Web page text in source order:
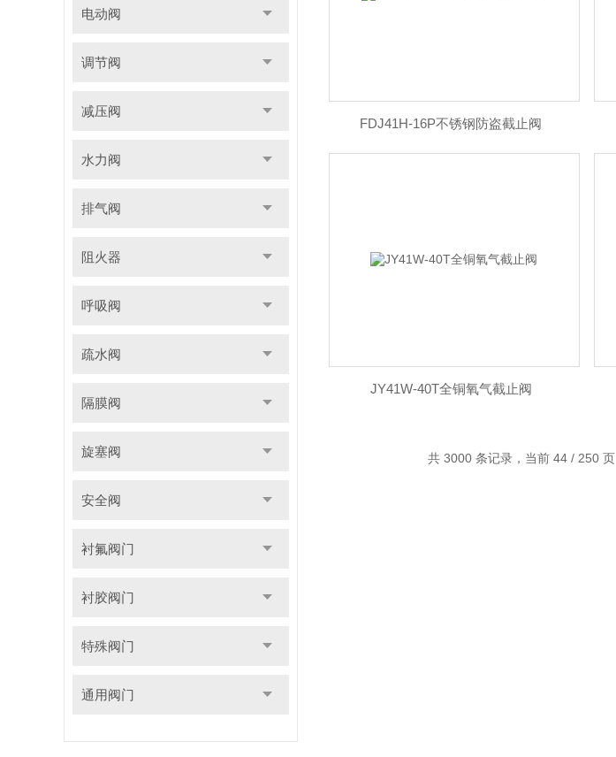
电动阀
调节阀
减压阀
水力阀
排气阀
阻火器
呼吸阀
疏水阀
隔膜阀
旋塞阀
安全阀
衬氟阀门
衬胶阀门
特殊阀门
通用阀门
FDJ41H-16P不锈钢防盗截止阀
JY41W-40T全铜氧气截止阀
共 3000 条记录，当前 44 / 250 页